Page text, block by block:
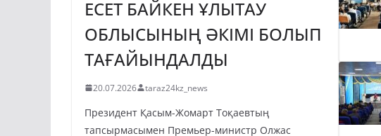
ЕСЕТ БАЙКЕН ҰЛЫТАУ
ОБЛЫСЫНЫҢ ӘКІМІ БОЛЫП
ТАҒАЙЫНДАЛДЫ
20.07.2026 taraz24kz_news
Президент Қасым-Жомарт Тоқаевтың
тапсырмасымен Премьер-министр Олжас